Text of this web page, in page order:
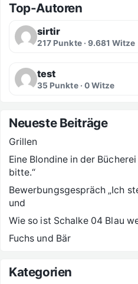
Top-Autoren
sirtir
217 Punkte · 9.681 Witze
test
35 Punkte · 0 Witze
Neueste Beiträge
Grillen
Eine Blondine in der
bitte.“
Bewerbungsgespräch „Ich
und
Wie so ist Schalke 04 Blau
Fuchs und Bär
Kategorien